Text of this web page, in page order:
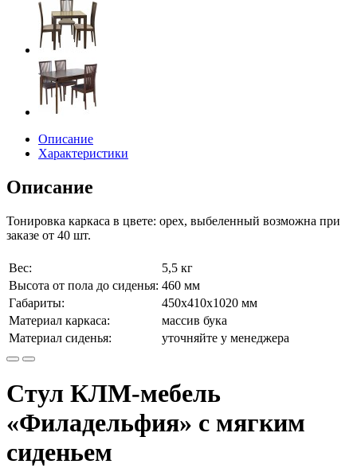
Описание
Характеристики
Описание
Тонировка каркаса в цвете: орех, выбеленный возможна при
заказе от 40 шт.
Вес:
5,5 кг
Высота от пола до сиденья: 460 мм
Габариты:
450х410х1020 мм
Материал каркаса:
массив бука
Материал сиденья:
уточняйте у менеджера
Стул КЛМ-мебель
«Филадельфия» с мягким
сиденьем